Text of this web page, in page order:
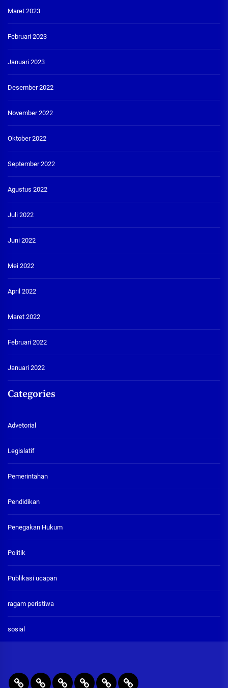
Maret 2023
Februari 2023
Januari 2023
Desember 2022
November 2022
Oktober 2022
September 2022
Agustus 2022
Juli 2022
Juni 2022
Mei 2022
April 2022
Maret 2022
Februari 2022
Januari 2022
Categories
Advetorial
Legislatif
Pemerintahan
Pendidikan
Penegakan Hukum
Politik
Publikasi ucapan
ragam peristiwa
sosial
BERITA RAGAM PENEGAKANPENDIDIKAN
PublikasiADVETORIAL